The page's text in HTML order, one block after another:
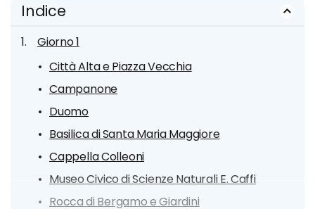
Indice
Giorno 1
Città Alta e Piazza Vecchia
Campanone
Duomo
Basilica di Santa Maria Maggiore
Cappella Colleoni
Museo Civico di Scienze Naturali E. Caffi
Rocca di Bergamo e Giardini